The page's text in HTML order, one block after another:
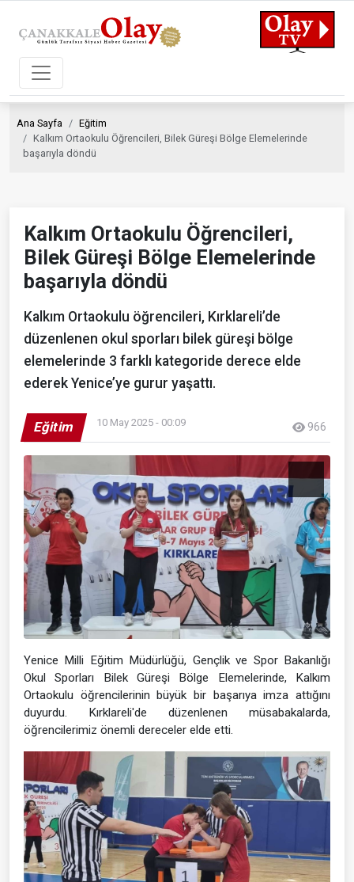
Ana Sayfa
Eğitim
Kalkım Ortaokulu Öğrencileri, Bilek Güreşi Bölge Elemelerinde
başarıyla döndü
Kalkım Ortaokulu Öğrencileri,
Bilek Güreşi Bölge Elemelerinde
başarıyla döndü
Kalkım Ortaokulu öğrencileri, Kırklareli’de
düzenlenen okul sporları bilek güreşi bölge
elemelerinde 3 farklı kategoride derece elde
ederek Yenice’ye gurur yaşattı.
Eğitim 10 May 2025 - 00:09 966
Yenice Milli Eğitim Müdürlüğü, Gençlik ve Spor Bakanlığı
Okul Sporları Bilek Güreşi Bölge Elemelerinde, Kalkım
Ortaokulu öğrencilerinin büyük bir başarıya imza attığını
duyurdu. Kırklareli'de düzenlenen müsabakalarda,
öğrencilerimiz önemli dereceler elde etti.